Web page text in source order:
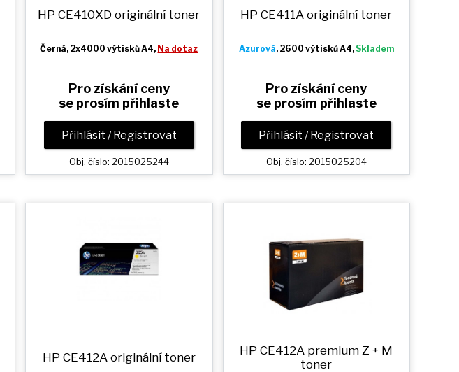
HP CE410XD originální toner
Černá, 2x4000 výtisků A4, Na dotaz
Pro získání ceny
se prosím přihlaste
Přihlásit / Registrovat
Obj. číslo: 2015025244
HP CE411A originální toner
Azurová, 2600 výtisků A4,Skladem
Pro získání ceny
se prosím přihlaste
Přihlásit / Registrovat
Obj. číslo: 2015025204
HP CE412A originální toner HP CE412A premiumZ + M
toner